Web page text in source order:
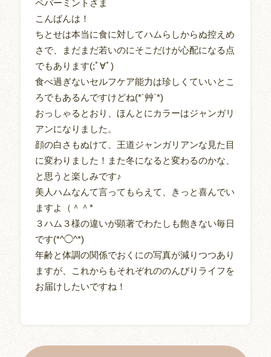
ペパーミントさま
こんばんは！
ちとせは本当に食に対してハムらしからぬ控えめ
さで、まだまだ若いのにそこだけが心配になる点
でもあります(;ﾟ∀ﾟ)
食べ過ぎないセルフケア能力は珍しくていいとこ
ろでもあるんですけどね(*´艸`*)
おっしゃるとおり、ほんとにカラーはジャンガリ
アンになりました。
顔の白さもぬけて、王道ジャンガリアンな見た目
に変わりました！また冬になると変わるのかな、
と思うと楽しみです♪
美人ハムなんて言ってもらえて、きっと喜んでい
ますよ（＾＾*
３ハム３様の違いが顕著でわたしも飽きない毎日
です(*^◯^*)
年齢と体調の関係でおくにの写真が減りつつあり
ますが、これからもそれぞれののんびりライフを
お届けしたいですね！